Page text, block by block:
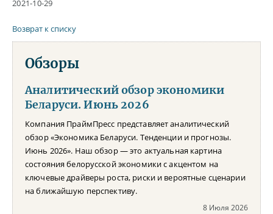
2021-10-29
Возврат к списку
Обзоры
Аналитический обзор экономики
Беларуси. Июнь 2026
Компания ПраймПресс представляет аналитический
обзор «Экономика Беларуси. Тенденции и прогнозы.
Июнь 2026». Наш обзор — это актуальная картина
состояния белорусской экономики с акцентом на
ключевые драйверы роста, риски и вероятные сценарии
на ближайшую перспективу.
8 Июля 2026